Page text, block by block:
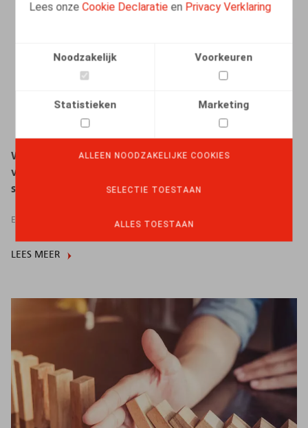
Lees onzeCookie Declaratie en Privacy Verklaring
Noodzakelijk Voorkeuren
Statistieken Marketing
ALLEEN NOODZAKELIJKE COOKIES
SELECTIE TOESTAAN
ALLES TOESTAAN
Webinar "Beroep doen op externe dienstverleners : 6
valstrikken (en tips om die te ontlopen)" (in
samenwerking met LegalNews/LegalLearning)
EVENTS 25.11.2022
LEES MEER